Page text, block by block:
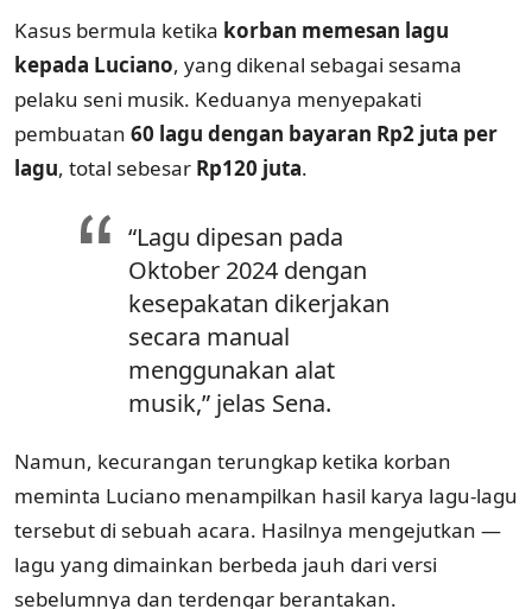
Kasus bermula ketika korban memesan lagu
kepada Luciano, yang dikenal sebagai sesama
pelaku seni musik. Keduanya menyepakati
pembuatan 60 lagu dengan bayaran Rp2 juta per
lagu, total sebesar Rp120 juta.
“Lagu dipesan pada
Oktober 2024 dengan
kesepakatan dikerjakan
secara manual
menggunakan alat
musik,” jelas Sena.
Namun, kecurangan terungkap ketika korban
meminta Luciano menampilkan hasil karya lagu-lagu
tersebut di sebuah acara. Hasilnya mengejutkan —
lagu yang dimainkan berbeda jauh dari versi
sebelumnya dan terdengar berantakan.